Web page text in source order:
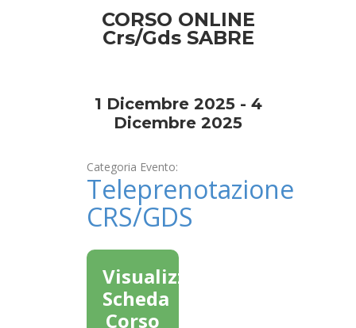
Navigation
CORSO ONLINE
Crs/Gds SABRE
1 Dicembre 2025- 4
Dicembre 2025
Categoria Evento:
Teleprenotazione
CRS/GDS
Visualizza
Scheda
Corso